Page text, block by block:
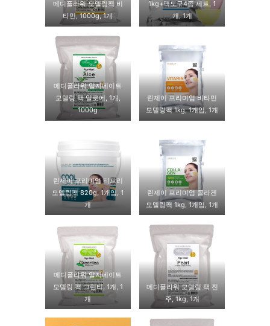
메디플라워 모델링팩 비
타민, 1000g, 1개
1kg+팩도구4종 세트, 1
개, 1개
메디플라워 알지네이트
모델링 팩 알로에, 1개,
1000g
린제이 프리미엄 비타민
모델링팩 1kg, 1개입, 1개
린제이 프리미엄 티트리
모델링팩 820g, 1개입, 1
개
린제이 프리미엄 콜라겐
모델링팩 1kg, 1개입, 1개
메디플라워 알지네이트
모델링 팩 그린티, 1개, 1
개
메디플라워 모델링 팩 진
주, 1kg, 1개